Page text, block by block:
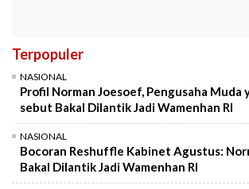
Terpopuler
NASIONAL
Profil Norman Joesoef, Pengusaha Muda
sebut Bakal Dilantik Jadi Wamenhan RI
NASIONAL
Bocoran Reshuffle Kabinet Agustus:
Bakal Dilantik Jadi Wamenhan RI